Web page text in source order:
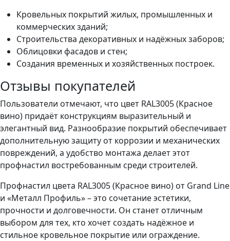
Кровельных покрытий жилых, промышленных и
коммерческих зданий;
Строительства декоративных и надёжных заборов;
Облицовки фасадов и стен;
Создания временных и хозяйственных построек.
Отзывы покупателей
Пользователи отмечают, что цвет RAL3005 (Красное
вино) придаёт конструкциям выразительный и
элегантный вид. Разнообразие покрытий обеспечивает
дополнительную защиту от коррозии и механических
повреждений, а удобство монтажа делает этот
профнастил востребованным среди строителей.
Профнастил цвета RAL3005 (Красное вино) от Grand Line
и «Металл Профиль» – это сочетание эстетики,
прочности и долговечности. Он станет отличным
выбором для тех, кто хочет создать надёжное и
стильное кровельное покрытие или ограждение.